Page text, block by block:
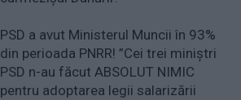
PSD a avut Ministerul Muncii în 93%
din perioada PNRR! ”Cei trei miniştri
PSD n-au făcut ABSOLUT NIMIC
pentru adoptarea legii salarizării